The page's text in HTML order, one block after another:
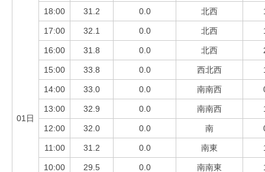
01日
18:00 31.2 0.0 北西
17:00 32.1 0.0 北西
16:00 31.8 0.0 北西
15:00 33.8 0.0 西北西
14:00 33.0 0.0 南南西
13:00 32.9 0.0 南南西
12:00 32.0 0.0 南
11:00 31.2 0.0 南東
10:00 29.5 0.0 南南東